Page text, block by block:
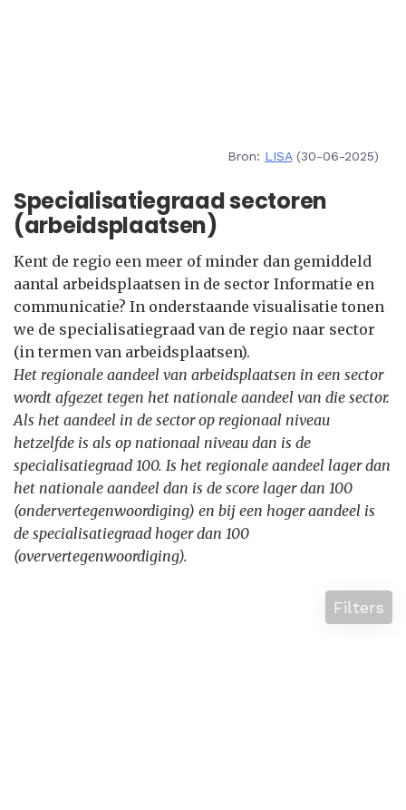
Bron: LISA(30-06-2025)
Specialisatiegraad sectoren
(arbeidsplaatsen)
Kent de regio een meer of minder dan gemiddeld
aantal arbeidsplaatsen in de sector Informatie en
communicatie? In onderstaande visualisatie tonen
we de specialisatiegraad van de regio naar sector
(in termen van arbeidsplaatsen).
Het regionale aandeel van arbeidsplaatsen in een sector
wordt afgezet tegen het nationale aandeel van die sector.
Als het aandeel in de sector op regionaal niveau
hetzelfde is als op nationaal niveau dan is de
specialisatiegraad 100. Is het regionale aandeel lager dan
het nationale aandeel dan is de score lager dan 100
(ondervertegenwoordiging) en bij een hoger aandeel is
de specialisatiegraad hoger dan 100
(oververtegenwoordiging).
Filters